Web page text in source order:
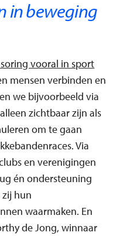
in beweging
vooral in sport
mensen verbinden en
we bijvoorbeeld via
zichtbaar zijn als
om te gaan
Via
en verenigingen
én ondersteuning
hun
waarmaken. En
de Jong, winnaar